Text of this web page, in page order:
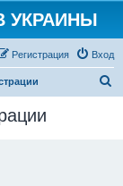
УКРАИНЫ
Вход
Регистрация